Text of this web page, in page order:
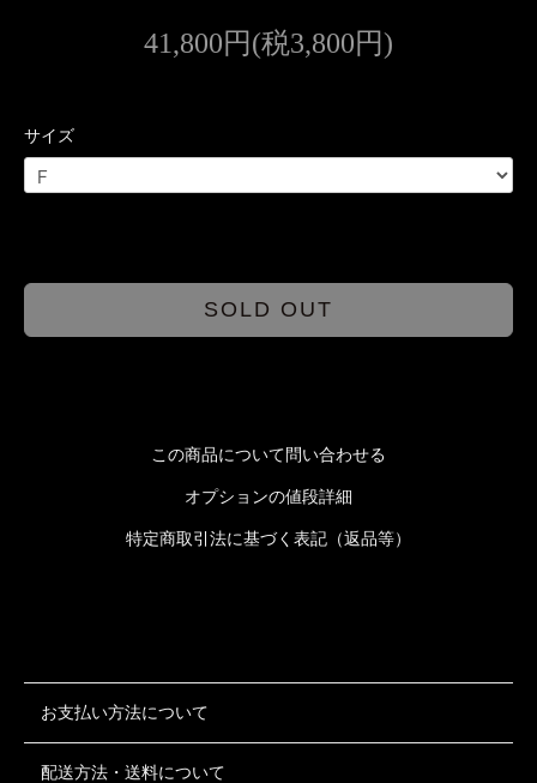
41,800円(税3,800円)
サイズ
SOLD OUT
この商品について問い合わせる
オプションの値段詳細
特定商取引法に基づく表記（返品等）
お支払い方法について
配送方法・送料について